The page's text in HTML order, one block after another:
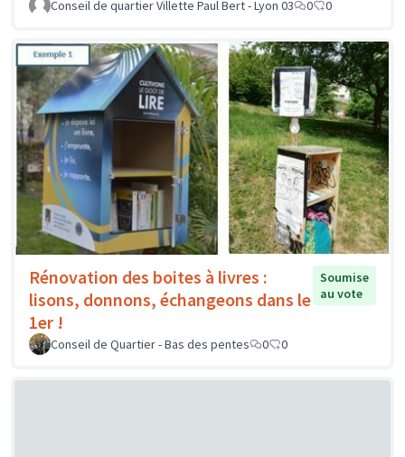
Conseil de quartier Villette Paul Bert - Lyon 03 0 0
Rénovation des boites à livres :
lisons, donnons, échangeons dans le
1er !
Soumise
au vote
Conseil de Quartier - Bas des pentes 0 0